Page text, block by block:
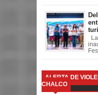
ALERTA DE
CHALCO